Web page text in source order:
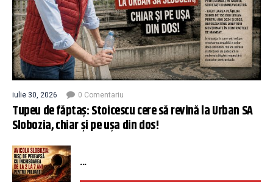
iulie 30, 2026 0 Comentariu
Tupeu de făptaș: Stoicescu cere să revină la Urban SA
Slobozia, chiar și pe ușa din dos!
...